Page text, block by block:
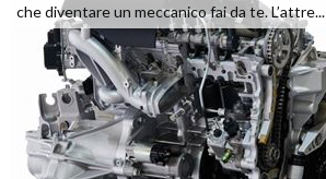
che diventare un meccanico fai da te. L’attre...